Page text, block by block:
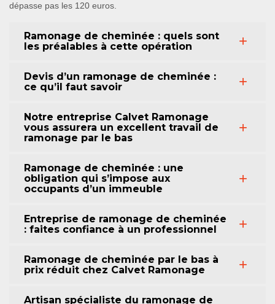
dépasse pas les 120 euros.
Ramonage de cheminée : quels sont
les préalables à cette opération
Devis d’un ramonage de cheminée :
ce qu’il faut savoir
Notre entreprise Calvet Ramonage
vous assurera un excellent travail de
ramonage par le bas
Ramonage de cheminée : une
obligation qui s’impose aux
occupants d’un immeuble
Entreprise de ramonage de cheminée
: faites confiance à un professionnel
Ramonage de cheminée par le bas à
prix réduit chez Calvet Ramonage
Artisan spécialiste du ramonage de